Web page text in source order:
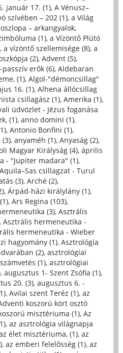
január 17. (1), A Vénusz–
szívében – 202 (1), a Világ
– arkangyalok,
(1), a Vízöntő Plútó
, a vízöntő szellemisége (8), a
(2), Advent (5),
passzív erők (6), Aldebaran
(1), Algol-"démoncsillag"
16. (1), Alhena állócsillag
csillagász (1), Amerika (1),
üdvözlet - Jézus foganása
(1), anno domini (1),
, Antonio Bonfini (1),
, anyaméh (1), Anyaság (2),
Magyar Királyság (4), április
- "Jupiter madara" (1),
Aquila–Sas csillagzat - Turul
(3), Arché (2),
, Árpád-házi királylány (1),
, Ars Regina (103),
(3), Asztrális
Asztrális hermeneutika -
hermeneutika - Wieber
hagyomány (1), Asztrológia
(2), asztrológiai
(1), asztrológiai
, augusztus 1- Szent Zsófia (1),
20. (3), augusztus 6. -
, Avilai szent Teréz (1), az
koszorú kört osztó
misztériuma (1), Az
, az asztrológia világnapja
élet misztériuma, (1), az
, az emberi felelősség (1), az